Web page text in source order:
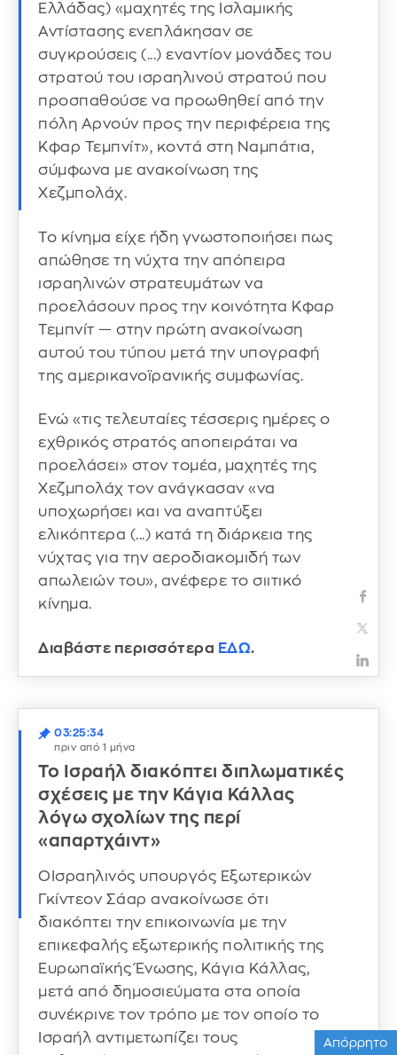
Ελλάδας) «μαχητές της Ισλαμικής
Αντίστασης ενεπλάκησαν σε
συγκρούσεις (...) εναντίον μονάδες του
στρατού του ισραηλινού στρατού που
προσπαθούσε να προωθηθεί από την
πόλη Αρνούν προς την περιφέρεια της
Κφαρ Τεμπνίτ», κοντά στη Ναμπάτια,
σύμφωνα με ανακοίνωση της
Χεζμπολάχ.
Το κίνημα είχε ήδη γνωστοποιήσει πως
απώθησε τη νύχτα την απόπειρα
ισραηλινών στρατευμάτων να
προελάσουν προς την κοινότητα Κφαρ
Τεμπνίτ — στην πρώτη ανακοίνωση
αυτού του τύπου μετά την υπογραφή
της αμερικανοϊρανικής συμφωνίας.
Ενώ «τις τελευταίες τέσσερις ημέρες ο
εχθρικός στρατός αποπειράται να
προελάσει» στον τομέα, μαχητές της
Χεζμπολάχ τον ανάγκασαν «να
υποχωρήσει και να αναπτύξει
ελικόπτερα (...) κατά τη διάρκεια της
νύχτας για την αεροδιακομιδή των
απωλειών του», ανέφερε το σιιτικό
κίνημα.
Διαβάστε περισσότερα ΕΔΩ.
03:25:34
πριν από 1 μήνα
Το Ισραήλ διακόπτει διπλωματικές
σχέσεις με την Κάγια Κάλλας
λόγω σχολίων της περί
«απαρτχάιντ»
ΟΙσραηλινός υπουργός Εξωτερικών
Γκίντεον Σάαρ ανακοίνωσε ότι
διακόπτει την επικοινωνία με την
επικεφαλής εξωτερικής πολιτικής της
Ευρωπαϊκής Ένωσης, Κάγια Κάλλας,
μετά από δημοσιεύματα στα οποία
συνέκρινε τον τρόπο με τον οποίο το
Ισραήλ αντιμετωπίζει τους
Απόρρητο